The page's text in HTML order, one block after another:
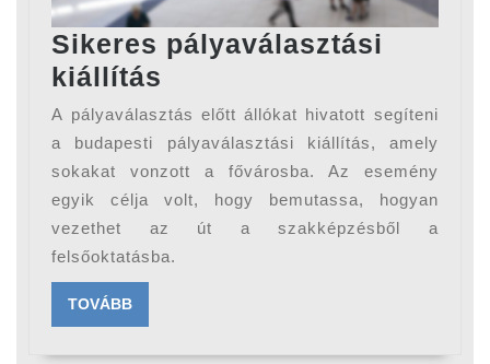
Sikeres pályaválasztási
kiállítás
pályaválasztási
kiállítás
A pályaválasztás előtt állókat hivatott segíteni
a budapesti pályaválasztási kiállítás, amely
sokakat vonzott a fővárosba. Az esemény
egyik célja volt, hogy bemutassa, hogyan
vezethet az út a szakképzésből a
felsőoktatásba.
TOVÁBBTOVÁBB